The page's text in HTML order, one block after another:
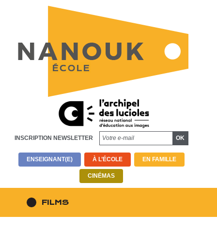
INSCRIPTION NEWSLETTER
ENSEIGNANT(E) À L’ÉCOLE EN FAMILLE
CINÉMAS
FILMS